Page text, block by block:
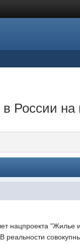
России
нацпроекта
реальности